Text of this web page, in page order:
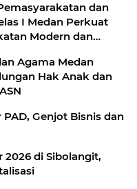
dan
I Medan Perkuat
Modern dan
Agama Medan
Hak Anak dan
Genjot Bisnis dan
2026 di Sibolangit,